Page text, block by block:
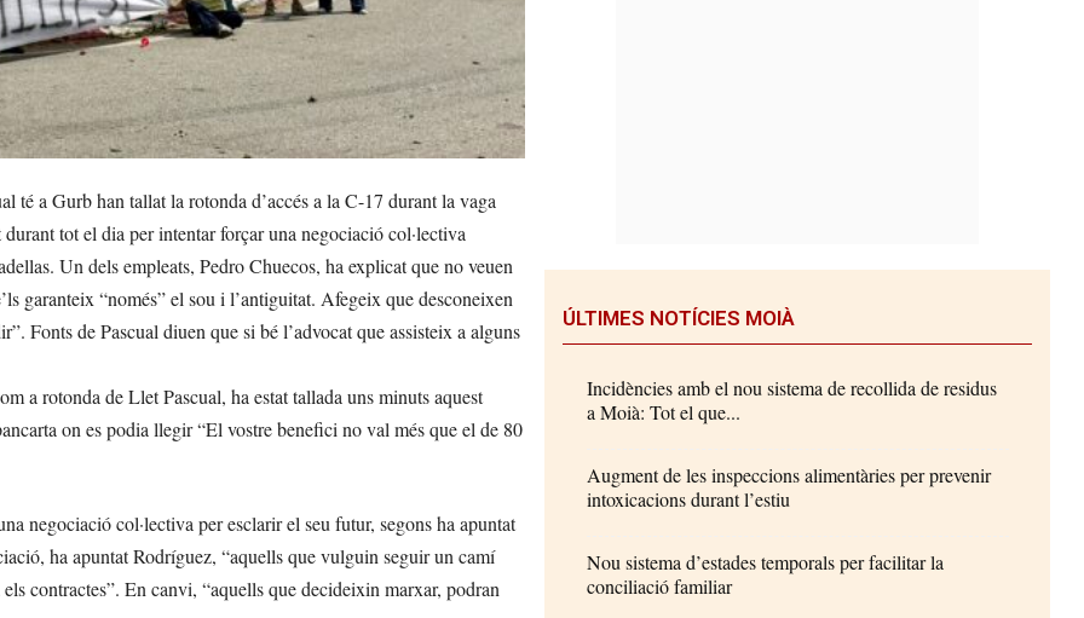
té a Gurb han tallat la rotonda d’accés a la C-17 durant la vaga
tot el dia per intentar forçar una negociació col·lectiva
Un dels empleats, Pedro Chuecos, ha explicat que no veuen
garanteix “només” el sou i l’antiguitat. Afegeix que desconeixen
Fonts de Pascual diuen que si bé l’advocat que assisteix a alguns
a rotonda de Llet Pascual, ha estat tallada uns minuts aquest
on es podia llegir “El vostre benefici no val més que el de 80
negociació col·lectiva per esclarir el seu futur, segons ha apuntat
ha apuntat Rodríguez, “aquells que vulguin seguir un camí
contractes”. En canvi, “aquells que decideixin marxar, podran
ÚLTIMES NOTÍCIES MOIÀ
Incidències amb el nou sistema de recollida de residus
a Moià: Tot el que...
Augment de les inspeccions alimentàries per prevenir
intoxicacions durant l’estiu
Nou sistema d’estades temporals per facilitar la
conciliació familiar